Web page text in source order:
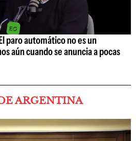
paro automático no es un
aún cuando se anuncia a pocas
ARGENTINA